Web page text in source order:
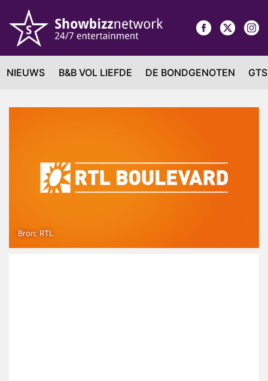
NIEUWS B&B VOL LIEFDE DE BONDGENOTEN
Bron: RTL